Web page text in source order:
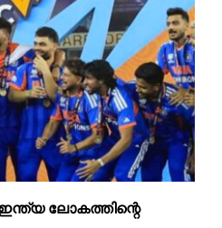
ഇന്ത്യ ലോകത്തിന്റെ